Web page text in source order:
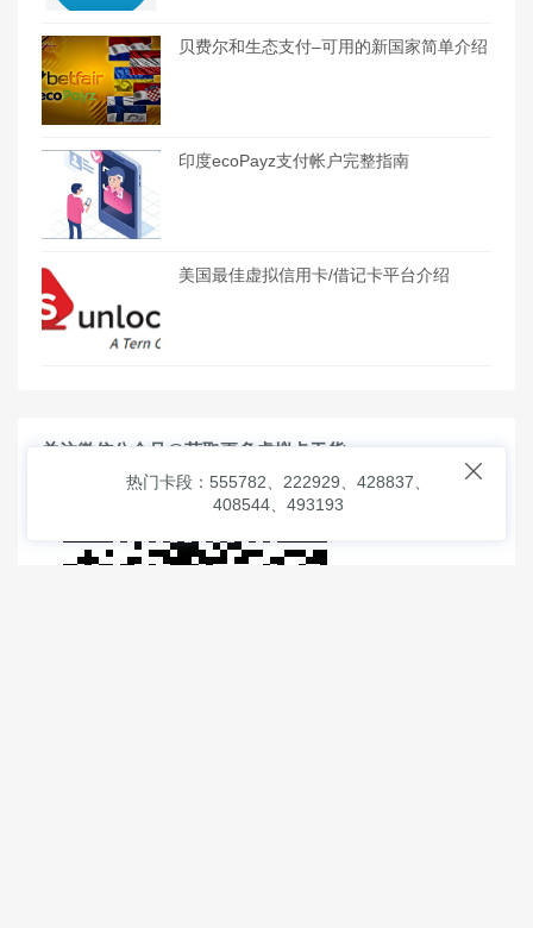
贝费尔和生态支付–可用的新国家简单介绍
印度ecoPayz支付帐户完整指南
美国最佳虚拟信用卡/借记卡平台介绍
关注微信公众号@获取更多虚拟卡干货

热门卡段：555782、222929、428837、
408544、493193